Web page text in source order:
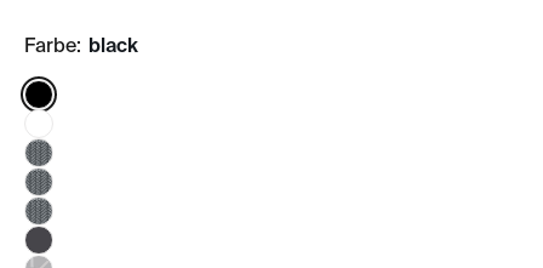
Farbe: black
Color: